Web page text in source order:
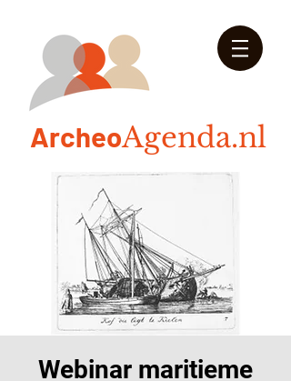
ArcheoAgenda.nl
Webinar maritieme